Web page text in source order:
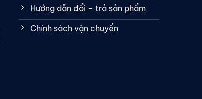
Hướng dẫn đổi – trả sản phẩm
Chính sách vận chuyển